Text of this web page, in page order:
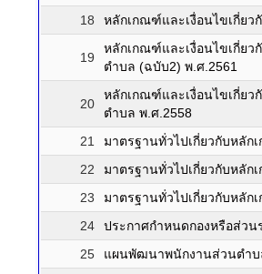
18
หลักเกณฑ์และเงื่อนไขเกี่ยว
19
หลักเกณฑ์และเงื่อนไขเกี่ย
ตำบล (ฉบับ2) พ.ศ.2561
20
หลักเกณฑ์และเงื่อนไขเกี่ย
ตำบล พ.ศ.2558
21
มาตรฐานทั่วไปเกี่ยวกับหลั
22
มาตรฐานทั่วไปเกี่ยวกับหลั
23
มาตรฐานทั่วไปเกี่ยวกับหลั
24
ประกาศกำหนดกองหรือส่วน
25
แผนพัฒนาพนักงานส่วนตำบ